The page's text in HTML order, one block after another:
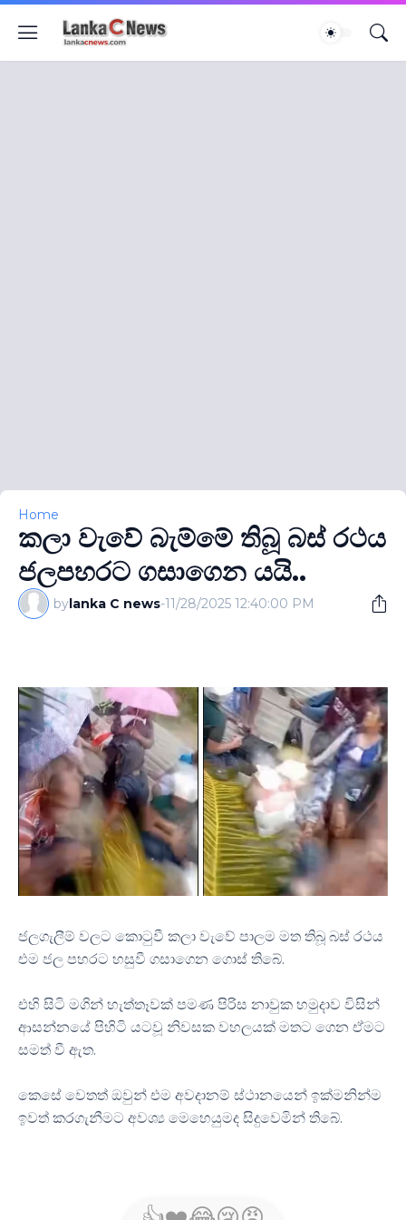
Home
කලා වැවේ බැම්මේ තිබූ බස් රථය
ජලපහරට ගසාගෙන යයි..
bylanka C news-11/28/2025 12:40:00 PM
ජලගැලීම් වලට කොටුවී කලා වැවේ පාලම මත තිබූ බස් රථය
එම ජල පහරට හසුවී ගසාගෙන ගොස් තිබේ.
එහි සිටි මගින් හැත්තෑවක් පමණ පිරිස නාවුක හමුදාව විසින්
ආසන්නයේ පිහිටි යටවූ නිවසක වහලයක් මතට ගෙන ඒමට
සමත් වී ඇත.
කෙසේ වෙතත් ඔවුන් එම අවදානම් ස්ථානයෙන් ඉක්මනින්ම
ඉවත් කරගැනීමට අවශ්‍ය මෙහෙයුමද සිදුවෙමින් තිබේ.